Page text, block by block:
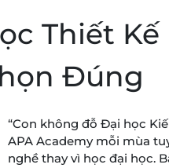
Thiết
Đúng
“Con không đỗ Đại học
APA Academy mỗi mùa
nghề thay vì học đại học.